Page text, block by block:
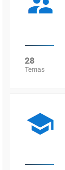
28
Temas